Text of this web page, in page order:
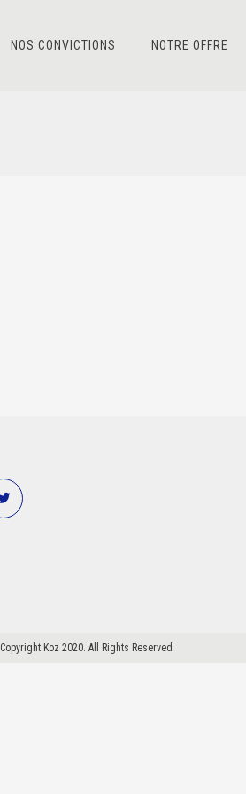
NOS CONVICTIONS NOTRE OFFRE
Copyright Koz 2020. All Rights Reserved